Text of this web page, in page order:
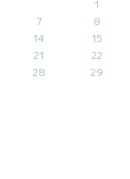
1
7
8
14
15
21
22
28
29